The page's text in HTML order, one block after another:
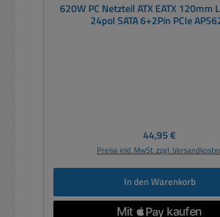
620W PC Netzteil ATX EATX 120mm
24pol SATA 6+2Pin PCIe
Regulärer Preis:
44,95 €
Preise inkl. MwSt. zzgl.
In den Warenkorb